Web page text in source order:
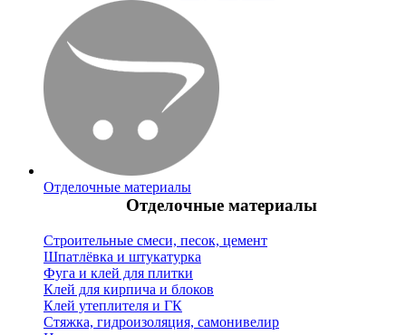
Отделочные материалы
Отделочные материалы
Строительные смеси, песок, цемент
Шпатлёвка и штукатурка
Фуга и клей для плитки
Клей для кирпича и блоков
Клей утеплителя и ГК
Стяжка, гидроизоляция, самонивелир